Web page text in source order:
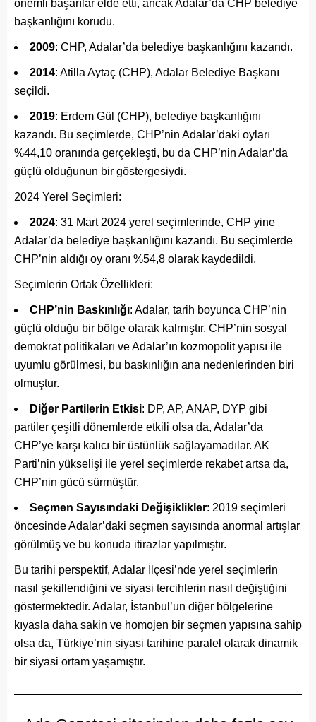
önemli başarılar elde etti, ancak Adalar’da CHP belediye
başkanlığını korudu.
2009: CHP, Adalar’da belediye başkanlığını kazandı.
2014: Atilla Aytaç (CHP), Adalar Belediye Başkanı
seçildi.
2019: Erdem Gül (CHP), belediye başkanlığını
kazandı. Bu seçimlerde, CHP’nin Adalar’daki oyları
%44,10 oranında gerçekleşti, bu da CHP’nin Adalar’da
güçlü olduğunun bir göstergesiydi.
2024 Yerel Seçimleri:
2024: 31 Mart 2024 yerel seçimlerinde, CHP yine
Adalar’da belediye başkanlığını kazandı. Bu seçimlerde
CHP’nin aldığı oy oranı %54,8 olarak kaydedildi.
Seçimlerin Ortak Özellikleri:
CHP’nin Baskınlığı: Adalar, tarih boyunca CHP’nin
güçlü olduğu bir bölge olarak kalmıştır. CHP’nin sosyal
demokrat politikaları ve Adalar’ın kozmopolit yapısı ile
uyumlu görülmesi, bu baskınlığın ana nedenlerinden biri
olmuştur.
Diğer Partilerin Etkisi: DP, AP, ANAP, DYP gibi
partiler çeşitli dönemlerde etkili olsa da, Adalar’da
CHP’ye karşı kalıcı bir üstünlük sağlayamadılar. AK
Parti’nin yükselişi ile yerel seçimlerde rekabet artsa da,
CHP’nin gücü sürmüştür.
Seçmen Sayısındaki Değişiklikler: 2019 seçimleri
öncesinde Adalar’daki seçmen sayısında anormal artışlar
görülmüş ve bu konuda itirazlar yapılmıştır.
Bu tarihi perspektif, Adalar İlçesi’nde yerel seçimlerin
nasıl şekillendiğini ve siyasi tercihlerin nasıl değiştiğini
göstermektedir. Adalar, İstanbul’un diğer bölgelerine
kıyasla daha sakin ve homojen bir seçmen yapısına sahip
olsa da, Türkiye’nin siyasi tarihine paralel olarak dinamik
bir siyasi ortam yaşamıştır.